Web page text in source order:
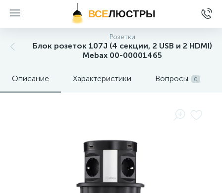
ВСЕЛЮСТРЫ
Розетки
Блок розеток 107J (4 секции, 2 USB и 2 HDMI)
Mebax 00-00001465
Описание Характеристики Вопросы 0